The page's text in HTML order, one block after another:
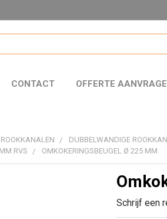
CONTACT OFFERTE
DUBBELWANDIGE
RVS
OMKOKERINGSBEUGEL Ø 225 MM
Schrijf een